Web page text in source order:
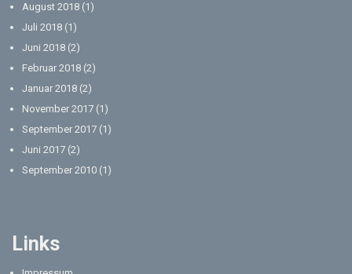
August 2018 (1)
Juli 2018 (1)
Juni 2018 (2)
Februar 2018 (2)
Januar 2018 (2)
November 2017 (1)
September 2017 (1)
Juni 2017 (2)
September 2010 (1)
Links